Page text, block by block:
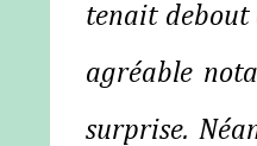
tenait debout
agréable
surprise.